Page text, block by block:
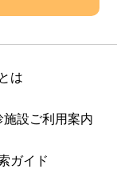
は
施設ご利用案内
ガイド